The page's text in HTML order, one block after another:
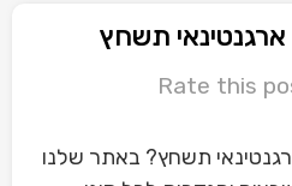
ארגנטינאי תשחץ
Rate this
תשחץ? באתר שלנו